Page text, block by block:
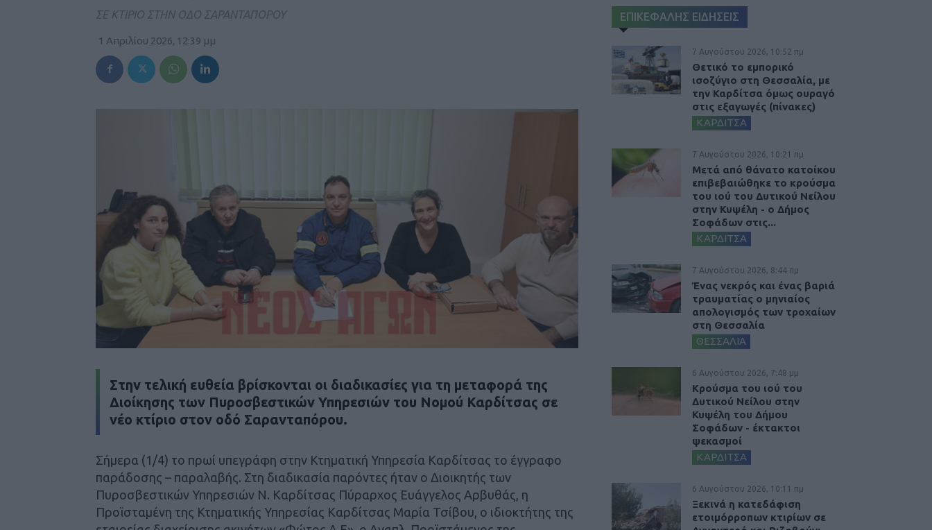
ΣΕ ΚΤΙΡΙΟ ΣΤΗΝ ΟΔΟ ΣΑΡΑΝΤΑΠΟΡΟΥ
1 Απριλίου 2026, 12:39 μμ
Στην τελική ευθεία βρίσκονται οι διαδικασίες για τη μεταφορά της
Διοίκησης των Πυροσβεστικών Υπηρεσιών του Νομού Καρδίτσας σε
νέο κτίριο στον οδό Σαρανταπόρου.
Σήμερα (1/4) το πρωί υπεγράφη στην Κτηματική Υπηρεσία Καρδίτσας το έγγραφο
παράδοσης – παραλαβής. Στη διαδικασία παρόντες ήταν ο Διοικητής των
Πυροσβεστικών Υπηρεσιών Ν. Καρδίτσας Πύραρχος Ευάγγελος Αρβυθάς, η
Προϊσταμένη της Κτηματικής Υπηρεσίας Καρδίτσας Μαρία Τσίβου, ο ιδιοκτήτης της
ΕΠΙΚΕΦΑΛΗΣ ΕΙΔΗΣΕΙΣ
7 Αυγούστου 2026, 10:52 πμ
Θετικό το εμπορικό
ισοζύγιο στη Θεσσαλία, με
την Καρδίτσα όμως ουραγό
στις εξαγωγές (πίνακες)
ΚΑΡΔΙΤΣΑ
7 Αυγούστου 2026, 10:21 πμ
Μετά από θάνατο κατοίκου
επιβεβαιώθηκε το κρούσμα
του ιού του Δυτικού Νείλου
στην Κυψέλη - ο Δήμος
Σοφάδων στις...
ΚΑΡΔΙΤΣΑ
7 Αυγούστου 2026, 8:44 πμ
Ένας νεκρός και ένας βαριά
τραυματίας ο μηνιαίος
απολογισμός των τροχαίων
στη Θεσσαλία
ΘΕΣΣΑΛΙΑ
6 Αυγούστου 2026, 7:48 μμ
Κρούσμα του ιού του
Δυτικού Νείλου στην
Κυψέλη του Δήμου
Σοφάδων - έκτακτοι
ψεκασμοί
ΚΑΡΔΙΤΣΑ
6 Αυγούστου 2026, 10:11 πμ
Ξεκινά η κατεδάφιση
ετοιμόρροπων κτιρίων σε